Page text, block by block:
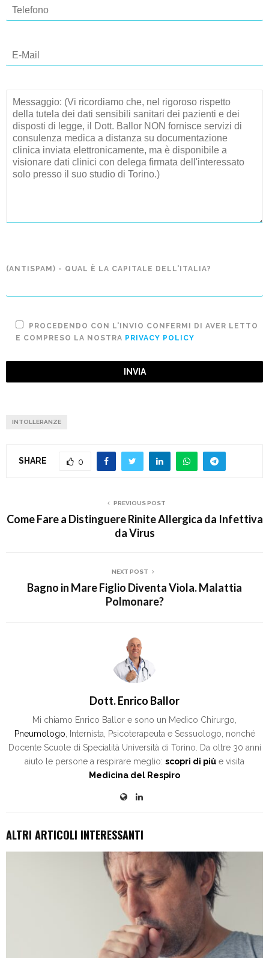
(ANTISPAM) - QUAL È LA CAPITALE DELL'ITALIA?
PROCEDENDO CON L'INVIO CONFERMI DI AVER LETTO
E COMPRESO LA NOSTRA PRIVACY POLICY
INTOLLERANZE
SHARE 0
PREVIOUS POST
Come Fare a Distinguere Rinite Allergica da Infettiva
da Virus
NEXT POST
Bagno in Mare Figlio Diventa Viola. Malattia
Polmonare?
Dott. Enrico Ballor
Mi chiamo Enrico Ballor e sono un Medico Chirurgo,
Pneumologo, Internista, Psicoterapeuta e Sessuologo, nonché
Docente Scuole di Specialità Università di Torino. Da oltre 30 anni
aiuto le persone a respirare meglio: scopri di più e visita
Medicina del Respiro
ALTRI ARTICOLI INTERESSANTI